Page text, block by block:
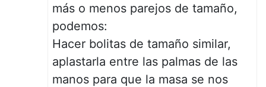
más o menos parejos de tamaño,
podemos:
Hacer bolitas de tamaño similar,
aplastarla entre las palmas de las
manos para que la masa se nos